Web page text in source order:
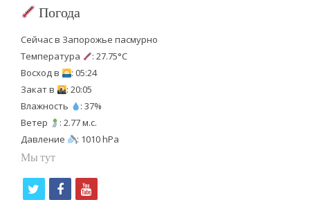
Погода
Сейчас в Запорожье пасмурно
Температура
: 27.75°C
Восход в
: 05:24
Закат в
: 20:05
Влажность
: 37%
Ветер
: 2.77 м.с.
Давление
: 1010 hPa
Мы тут
f
y